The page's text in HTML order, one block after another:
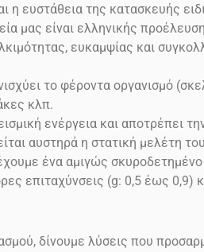
η ευστάθεια της κατασκευής
μας είναι ελληνικής
ευκαμψίας και
το φέροντα οργανισμό
κλπ.
ενέργεια και αποτρέπει
αυστηρά η στατική μελέτη
ένα αμιγώς σκυροδετημένο
επιταχύνσεις (g: 0,5 έως 0,9)
δίνουμε λύσεις που